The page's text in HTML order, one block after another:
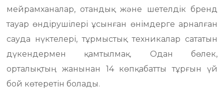
мейрамханалар, отандық және шетелдік бренд
тауар өндірушілері ұсынған өнімдерге арналған
сауда нүктелері, тұрмыстық техникалар сататын
дүкендермен қамтылмақ. Одан бөлек,
орталықтың жанынан 14 көпқабатты тұрғын үй
бой көтеретін болады.